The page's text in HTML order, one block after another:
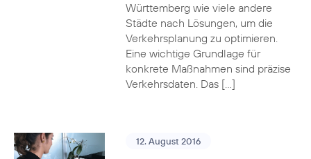
Württemberg wie viele andere
Städte nach Lösungen, um die
Verkehrsplanung zu optimieren.
Eine wichtige Grundlage für
konkrete Maßnahmen sind präzise
Verkehrsdaten. Das […]
12. August 2016